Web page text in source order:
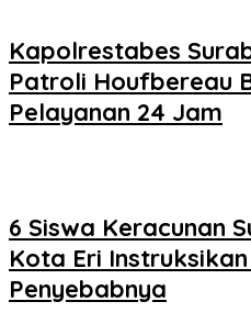
Kapolrestabes
Patroli Houfbereau
Pelayanan 24 Jam
6 Siswa Keracunan
Kota Eri
Penyebabnya